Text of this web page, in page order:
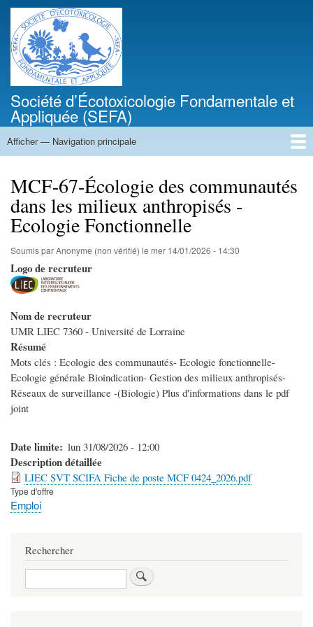
Société d’Écotoxicologie Fondamentale et
Appliquée (SEFA)
Navigation
Afficher — Navigation principale
L’écotoxicologie en 1 clic
Colloque de la SEFA
Thèses, postdocs, stages et emplois
MCF-67-Écologie des communautés
dans les milieux anthropisés -
Ecologie Fonctionnelle
Soumis parAnonyme (non vérifié) le mer 14/01/2026 - 14:30
Logo de recruteur
Nom de recruteur
UMR LIEC 7360 - Université de Lorraine
Résumé
Mots clés : Ecologie des communautés- Ecologie fonctionnelle-
Ecologie générale Bioindication- Gestion des milieux anthropisés-
Réseaux de surveillance -(Biologie) Plus d'informations dans le pdf
joint
Date limite lun 31/08/2026 - 12:00
Description détaillée
LIEC SVT SCIFA Fiche de poste MCF 0424_2026.pdf
Type d'offre
Emploi
Rechercher
Search